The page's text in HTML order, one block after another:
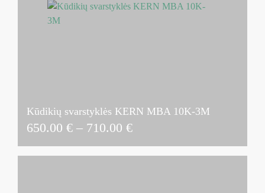
Kūdikių svarstyklės KERN MBA 10K-3M
650.00 € – 710.00 €Price
650.00 €